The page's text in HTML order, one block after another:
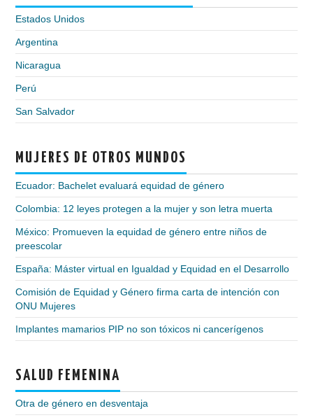
Estados Unidos
Argentina
Nicaragua
Perú
San Salvador
MUJERES DE OTROS MUNDOS
Ecuador: Bachelet evaluará equidad de género
Colombia: 12 leyes protegen a la mujer y son letra muerta
México: Promueven la equidad de género entre niños de
preescolar
España: Máster virtual en Igualdad y Equidad en el Desarrollo
Comisión de Equidad y Género firma carta de intención con
ONU Mujeres
Implantes mamarios PIP no son tóxicos ni cancerígenos
SALUD FEMENINA
Otra de género en desventaja